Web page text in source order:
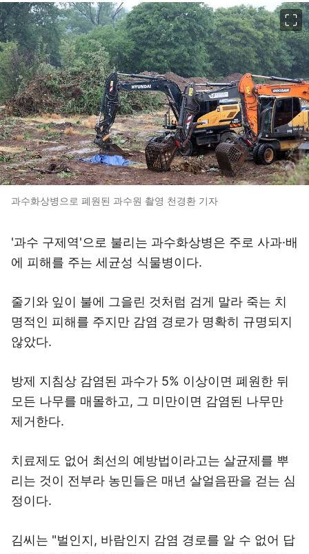
과수화상병으로 폐원된 과수원 촬영 천경환 기자
'과수 구제역'으로 불리는 과수화상병은 주로 사과·배
에 피해를 주는 세균성 식물병이다.
줄기와 잎이 불에 그을린 것처럼 검게 말라 죽는 치
명적인 피해를 주지만 감염 경로가 명확히 규명되지
않았다.
방제 지침상 감염된 과수가 5% 이상이면 폐원한 뒤
모든 나무를 매몰하고, 그 미만이면 감염된 나무만
제거한다.
치료제도 없어 최선의 예방법이라고는 살균제를 뿌
리는 것이 전부라 농민들은 매년 살얼음판을 걷는 심
정이다.
김씨는 "벌인지, 바람인지 감염 경로를 알 수 없어 답